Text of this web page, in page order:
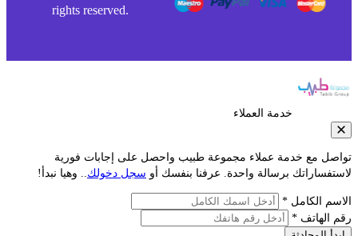
rights reserved.
خدمة العملاء
مع خدمة عملاء مجموعة طبيب واحصل على إجابات فورية
برسالة واحدة. عرفنا بنفسك أوسجل دخولك.. وهيا نبدأ!
الكامل *
الهاتف *